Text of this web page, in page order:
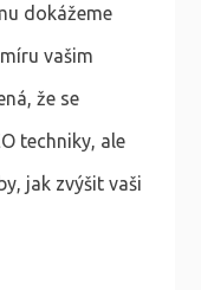
dokážeme
vašim
že se
techniky, ale
jak zvýšit vaši